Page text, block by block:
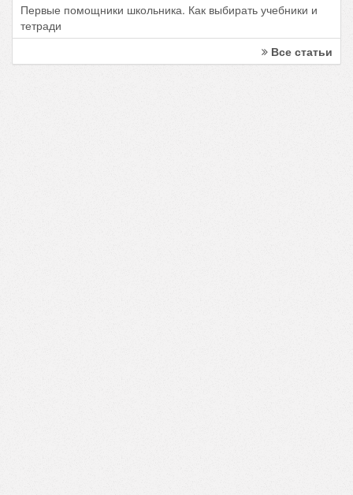
Первые помощники школьника. Как выбирать учебники и
тетради
Все статьи